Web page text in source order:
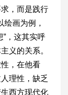
，而是践行
绘画为例，
”，这其实呼
义的关系。
，在他看
理性，缺乏
西方现代化